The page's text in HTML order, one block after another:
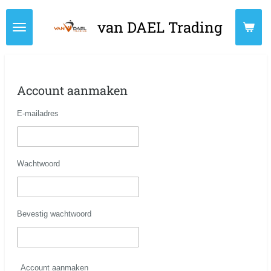
Ga
direct
van DAEL Trading
Account aanmaken
E-mailadres
Wachtwoord
Bevestig wachtwoord
Account aanmaken